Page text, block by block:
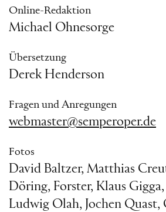
Online-Redaktion
Michael Ohnesorge
Übersetzung
Derek Henderson
Fragen und Anregungen
webmaster@semperoper.de
Fotos
David Baltzer, Matthias
Döring, Forster, Klaus
Ludwig Olah, Jochen Quast,